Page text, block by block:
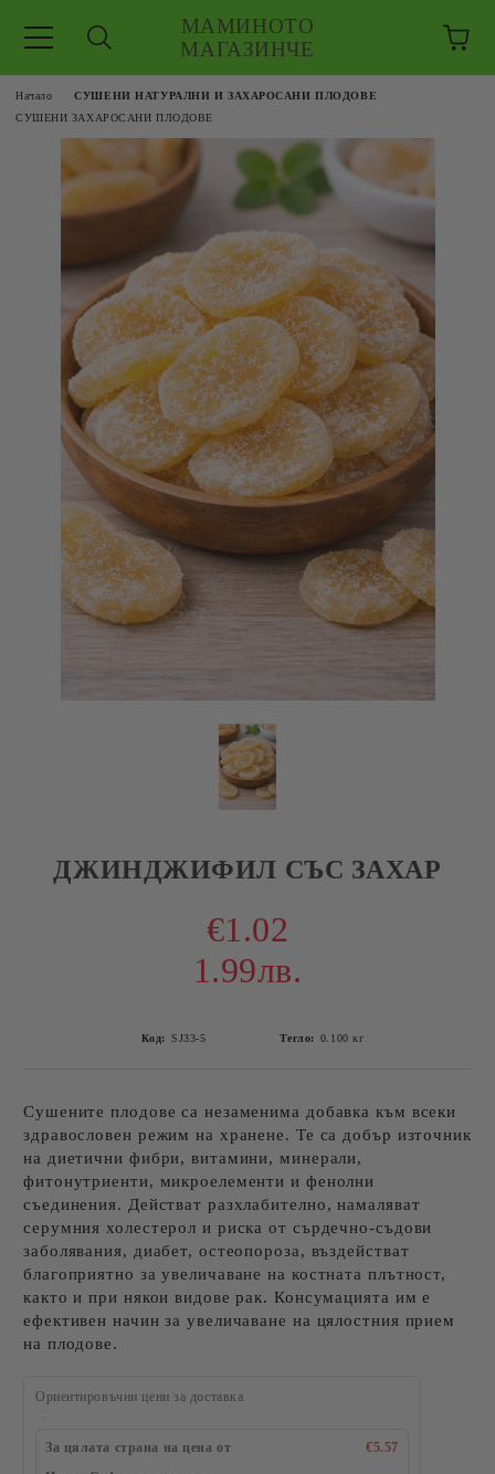
МАМИНОТО
МАГАЗИНЧЕ
Начало
СУШЕНИ НАТУРАЛНИ И ЗАХАРОСАНИ ПЛОДОВЕ
СУШЕНИ ЗАХАРОСАНИ ПЛОДОВЕ
ДЖИНДЖИФИЛ СЪС ЗАХАР
€1.02
1.99лв.
Код: SJ33-5 Тегло: 0.100 кг
Сушените плодове са незаменима добавка към всеки
здравословен режим на хранене. Те са добър източник
на диетични фибри, витамини, минерали,
фитонутриенти, микроелементи и фенолни
съединения. Действат разхлабително, намаляват
серумния холестерол и риска от сърдечно-съдови
заболявания, диабет, остеопороза, въздействат
благоприятно за увеличаване на костната плътност,
както и при някои видове рак. Консумацията им е
ефективен начин за увеличаване на цялостния прием
на плодове.
Ориентировъчни цени за доставка
За цялата страна на цена от
€5.57